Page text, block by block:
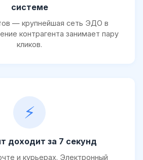
системе
— крупнейшая сеть ЭДО в
контрагента занимает пару
кликов.
⚡
доходит за 7 секунд
и курьерах. Электронный